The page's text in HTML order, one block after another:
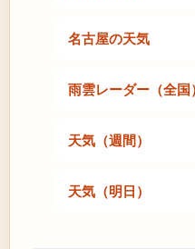
名古屋の天気
雨雲レーダー（全国）
天気（週間）
天気（明日）